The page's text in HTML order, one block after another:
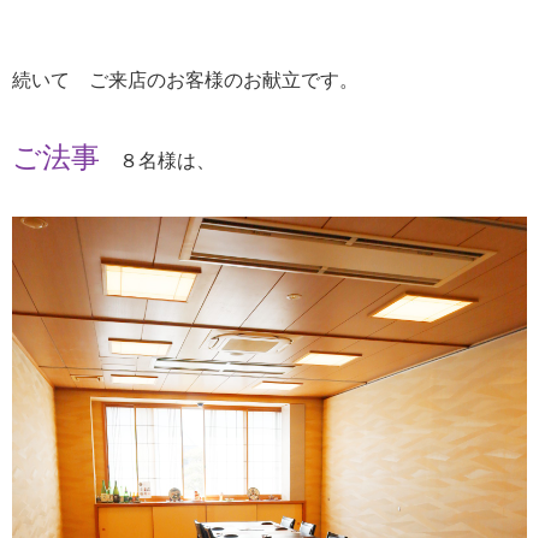
続いて ご来店のお客様のお献立です。
ご法事 ８名様は、